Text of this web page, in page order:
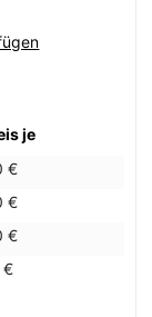
je
€
€
€
€